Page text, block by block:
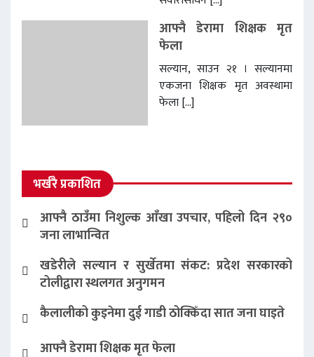
आफ्नै डेरामा शिक्षक मृत
फेला
सल्यान, साउन २१ । सल्यानमा
एकजना शिक्षक मृत अवस्थामा
फेला […]
भर्खरै प्रकाशित
आफ्नै ठाउँमा निशुल्क आँखा उपचार, पहिलो दिन २९०
जना लाभान्वित
खडेरीले सल्यान र सुर्खेतमा संकट: प्रदेश सरकारको
टोलीद्वारा स्थलगत अनुगमन
कैलालीको कुइनेमा दुई गाडी ठोक्किँदा सात जना घाइते
आफ्नै डेरामा शिक्षक मृत फेला